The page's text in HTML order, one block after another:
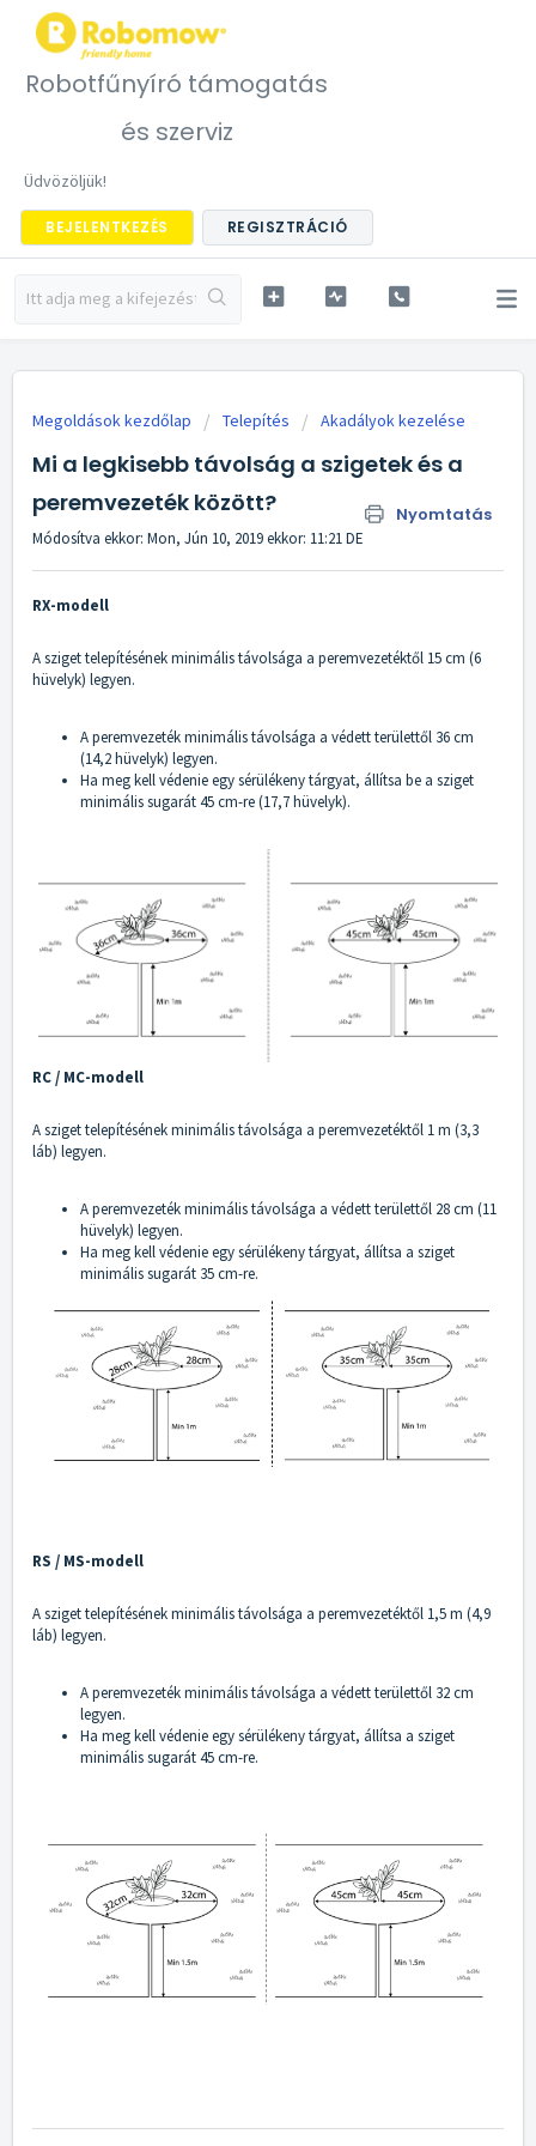
Robotfűnyíró támogatás
és szerviz
Üdvözöljük!
BEJELENTKEZÉS REGISZTRÁCIÓ
Megoldások kezdőlap Telepítés Akadályok kezelése
Mi a legkisebb távolság a szigetek és a
peremvezeték között?
Nyomtatás
Módosítva ekkor: Mon, Jún 10, 2019 ekkor: 11:21 DE
RX-modell
A sziget telepítésének minimális távolsága a peremvezetéktől 15 cm (6
hüvelyk) legyen.
A peremvezeték minimális távolsága a védett területtől 36 cm
(14,2 hüvelyk) legyen.
Ha meg kell védenie egy sérülékeny tárgyat, állítsa be a sziget
minimális sugarát 45 cm-re (17,7 hüvelyk).
RC / MC-modell
A sziget telepítésének minimális távolsága a peremvezetéktől 1 m (3,3
láb) legyen.
A peremvezeték minimális távolsága a védett területtől 28 cm (11
hüvelyk) legyen.
Ha meg kell védenie egy sérülékeny tárgyat, állítsa a sziget
minimális sugarát 35 cm-re.
RS / MS-modell
A sziget telepítésének minimális távolsága a peremvezetéktől 1,5 m (4,9
láb) legyen.
A peremvezeték minimális távolsága a védett területtől 32 cm
legyen.
Ha meg kell védenie egy sérülékeny tárgyat, állítsa a sziget
minimális sugarát 45 cm-re.